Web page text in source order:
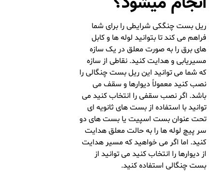
ریل بست چنگکی شرایطی را برای شما
فراهم می کند تا بتوانید لوله ها و کابل
های برق را به صورت معلق در یک سازه
مسیریابی و هدایت کنید. نقاطی از سازه
که شما می توانید این ریل بست چنگالی را
نصب کنید معمولاً دیوارها و سقف می
باشد. اگر نصب سقفی را انتخاب کنید می
توانید با استفاده از بست های ثانویه ای
تحت عنوان بست اسپیت یا بست های دو
سر پیچ لوله ها را به حالت معلق هدایت
کنید. اما اگر می خواهید که مسیر هدایت
از دیوارها را انتخاب کنید می توانید از
بست چنگالی استفاده کنید.